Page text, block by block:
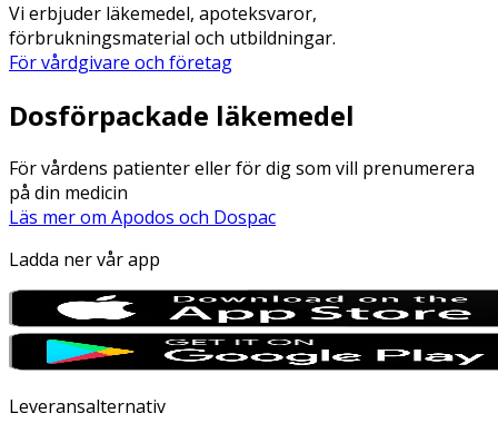
Vi erbjuder läkemedel, apoteksvaror,
förbrukningsmaterial och utbildningar.
För vårdgivare och företag
Dosförpackade läkemedel
För vårdens patienter eller för dig som vill prenumerera
på din medicin
Läs mer om Apodos och Dospac
Ladda ner vår app
Leveransalternativ